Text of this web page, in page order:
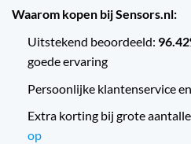
Waarom kopen bij Sensors.nl:
Uitstekend beoordeeld:
goede ervaring
Persoonlijke klantenservice
Extra korting bij grote
op